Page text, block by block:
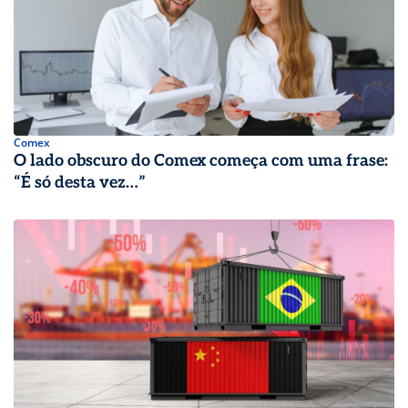
Comex
O lado obscuro do Comex começa com uma frase:
“É só desta vez…”